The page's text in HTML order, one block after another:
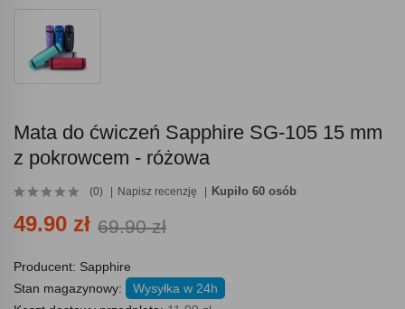
Mata do ćwiczeń Sapphire SG-105 15 mm
z pokrowcem - różowa
(0) Napisz recenzję Kupiło 60 osób
49.90 zł 69.90 zł
Producent: Sapphire
Stan magazynowy:
Wysyłka w 24h